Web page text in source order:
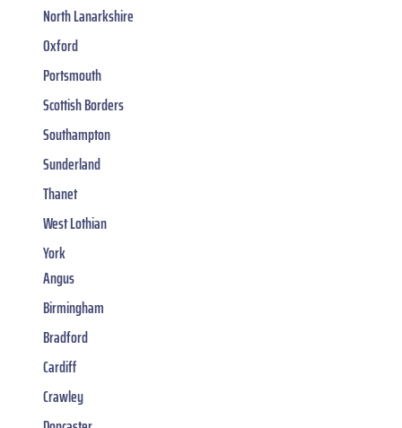
North Lanarkshire
Oxford
Portsmouth
Scottish Borders
Southampton
Sunderland
Thanet
West Lothian
York
Angus
Birmingham
Bradford
Cardiff
Crawley